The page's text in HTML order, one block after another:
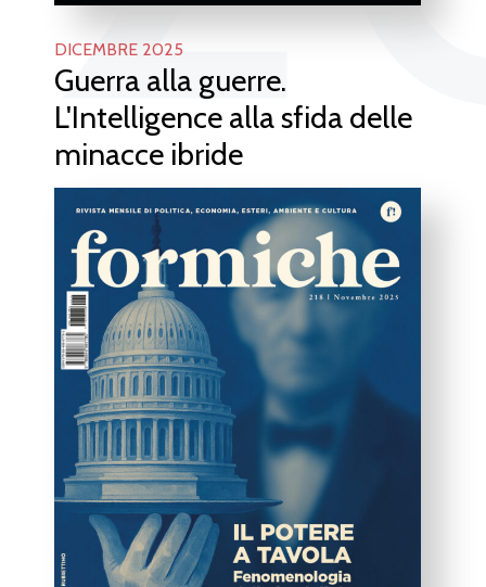
DICEMBRE 2025
Guerra alla guerre.
L'Intelligence alla sfida delle
minacce ibride